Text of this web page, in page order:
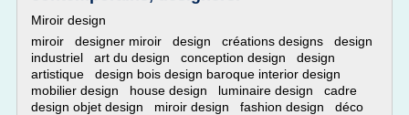
Miroir design
miroir designer miroir design créations designs design
industriel art du design conception design design
artistique design bois design baroque interior design
mobilier design house design luminaire design cadre
design objet design miroir design fashion design déco